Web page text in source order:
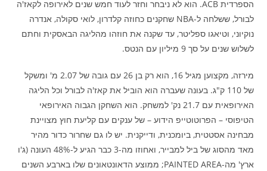
הספרדית ACB. הוא לא ניבחר וחזר לעוד חמש שנים לאירופה לקאז'ה
לבורל, ששלחה ל-NBA שחקנים כחוזה קלדרון, לואי סקולה, אנדרה
נוקיוני, וטיאגו ספליטר, עד שקנה את חוזהו מהליגה הבאסקית וחתם
לשלוש שנים על סך 9 מיליון עם הנטס.
מירזה, מקצוען מגיל 16, הוא רק בן 26 עם גובה של 2.07 מ' ומשקל
של 110 ק"ג. בעונה שעברה הוא הוביל את קאז'ה לבורל וכל הליגה
האירופאית עם 21.7 נק' למשחק. הוא השחקן הגבוה האירופאי
הטיפוסי – הפרוטוטייפ הידוע – של ענקים עם קליעת חוץ מצויינת
מבחינה אסטטית, ביומכנית, ודייקנית. יש לו גם שחרור כדור מהיר
מאד מהסוג של ביל למבייר, ואחוזו מה-3 כבר הגיע ל-48% העונה (ג'ו
ארץ' מה-PAINTED AREA; ממוצע הדאונטאונים שלו בארבע השנים